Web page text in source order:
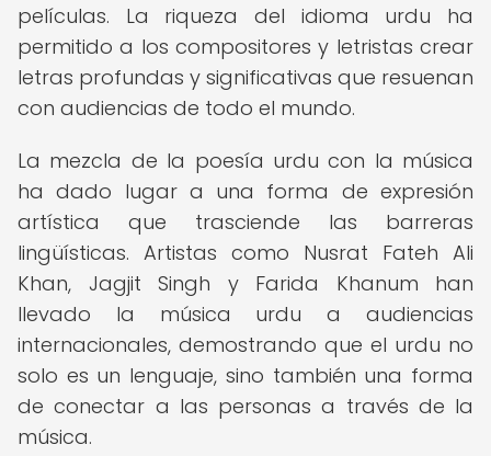
películas. La riqueza del idioma urdu ha
permitido a los compositores y letristas crear
letras profundas y significativas que resuenan
con audiencias de todo el mundo.
La mezcla de la poesía urdu con la música
ha dado lugar a una forma de expresión
artística que trasciende las barreras
lingüísticas. Artistas como Nusrat Fateh Ali
Khan, Jagjit Singh y Farida Khanum han
llevado la música urdu a audiencias
internacionales, demostrando que el urdu no
solo es un lenguaje, sino también una forma
de conectar a las personas a través de la
música.